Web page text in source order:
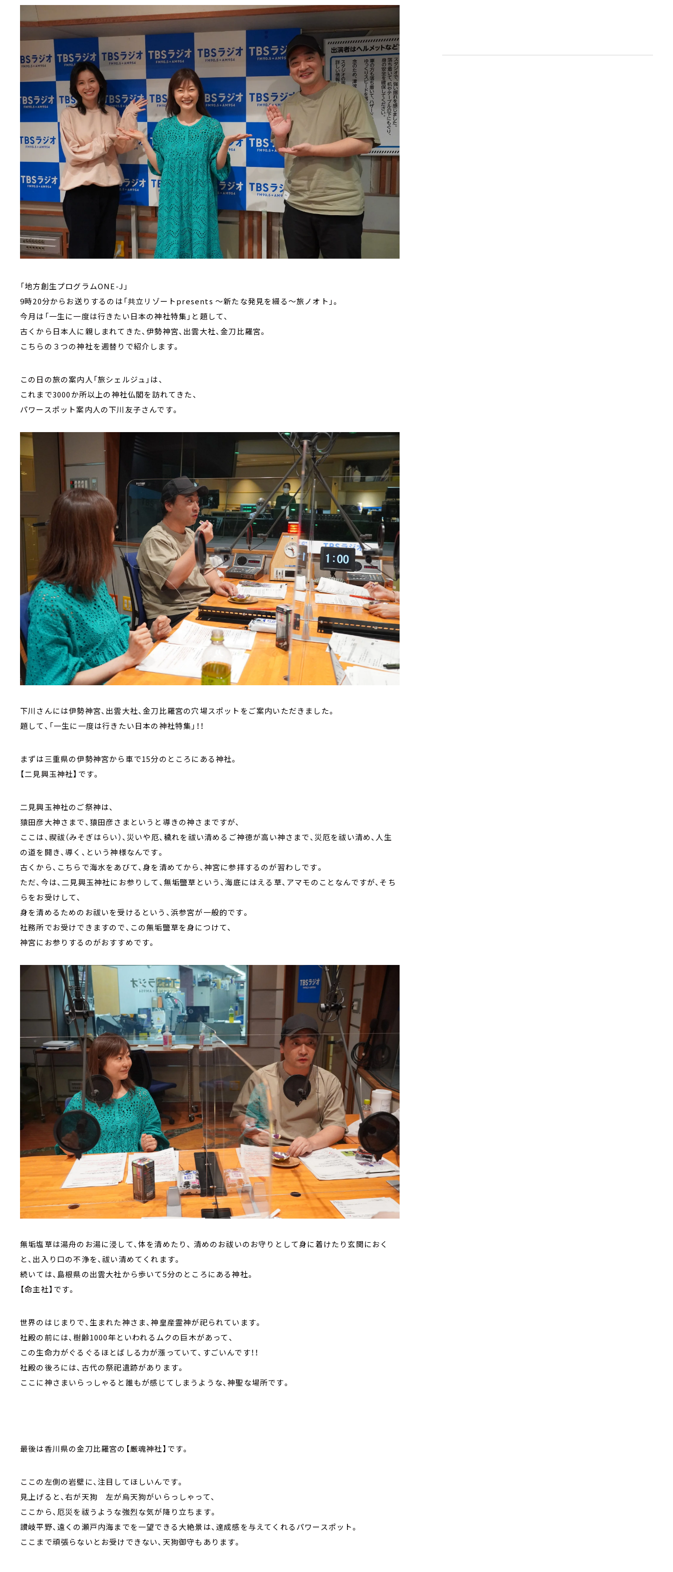
「地方創生プログラムONE-J」
9時20分からお送りするのは「共立リゾートpresents ～新たな発見を綴る～旅ノオト」。
今月は「一生に一度は行きたい日本の神社特集」と題して、
古くから日本人に親しまれてきた、伊勢神宮、出雲大社、金刀比羅宮。
こちらの３つの神社を週替りで紹介します。
この日の旅の案内人「旅シェルジュ」は、
これまで3000か所以上の神社仏閣を訪れてきた、
パワースポット案内人の下川友子さんです。
下川さんには伊勢神宮、出雲大社、金刀比羅宮の穴場スポットをご案内いただきました。
題して、「一生に一度は行きたい日本の神社特集」！！
まずは三重県の伊勢神宮から車で15分のところにある神社。
【二見興玉神社】です。
二見興玉神社のご祭神は、
猿田彦大神さまで、猿田彦さまというと導きの神さまですが、
ここは、禊祓（みそぎはらい）、災いや厄、穢れを祓い清めるご神徳が高い神さまで、災厄を祓い清め、人生
の道を開き、導く、という神様なんです。
古くから、こちらで海水をあびて、身を清めてから、神宮に参拝するのが習わしです。
ただ、今は、二見興玉神社にお参りして、無垢鹽草という、海底にはえる草、アマモのことなんですが、そち
らをお受けして、
身を清めるためのお祓いを受けるという、浜参宮が一般的です。
社務所でお受けできますので、この無垢鹽草を身につけて、
神宮にお参りするのがおすすめです。
無垢塩草は湯舟のお湯に浸して、体を清めたり、 清めのお祓いのお守りとして身に着けたり玄関におく
と、出入り口の不浄を、祓い清めてくれます。
続いては、島根県の出雲大社から歩いて5分のところにある神社。
【命主社】です。
世界のはじまりで、生まれた神さま、神皇産霊神が祀られています。
社殿の前には、樹齢1000年といわれるムクの巨木があって、
この生命力がぐるぐるほとばしる力が漲っていて、すごいんです！！
社殿の後ろには、古代の祭祀遺跡があります。
ここに神さまいらっしゃると誰もが感じてしまうような、神聖な場所です。
最後は香川県の金刀比羅宮の【厳魂神社】です。
ここの左側の岩壁に、注目してほしいんです。
見上げると、右が天狗 左が烏天狗がいらっしゃって、
ここから、厄災を祓うような強烈な気が降り立ちます。
讃岐平野、遠くの瀬戸内海までを一望できる大絶景は、達成感を与えてくれるパワースポット。
ここまで頑張らないとお受けできない、天狗御守もあります。